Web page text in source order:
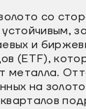
со
и
(ETF),
металла.
на золото